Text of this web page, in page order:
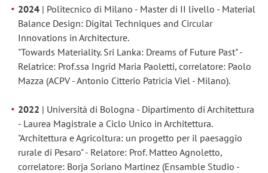
2024 | Politecnico di Milano - Master di II livello - Material
Balance Design: Digital Techniques and Circular
Innovations in Architecture.
"Towards Materiality. Sri Lanka: Dreams of Future Past" -
Relatrice: Prof.ssa Ingrid Maria Paoletti, correlatore: Paolo
Mazza (ACPV - Antonio Citterio Patricia Viel - Milano).
2022 | Università di Bologna - Dipartimento di Architettura
- Laurea Magistrale a Ciclo Unico in Architettura.
"Architettura e Agricoltura: un progetto per il paesaggio
rurale di Pesaro" - Relatore: Prof. Matteo Agnoletto,
correlatore: Borja Soriano Martinez (Ensamble Studio -